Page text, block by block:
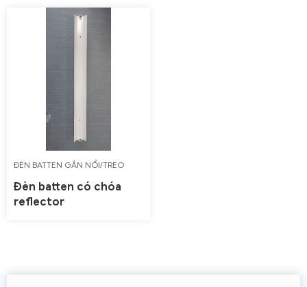
ĐÈN BATTEN GẮN NỔI/TREO
TRẦN
Đèn batten có chóa
reflector